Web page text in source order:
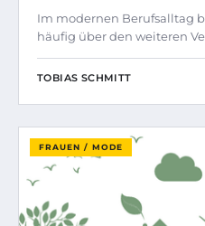
Im modernen Berufsalltag
häufig über den weiteren
TOBIAS SCHMITT
FRAUEN / MODE